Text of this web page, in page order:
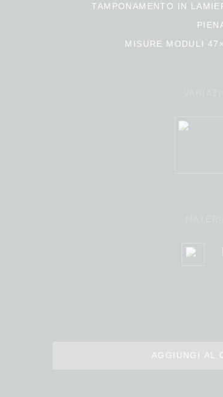
TAMPONAMENTO IN
MISURE MODULI
AGGIUNGI AL